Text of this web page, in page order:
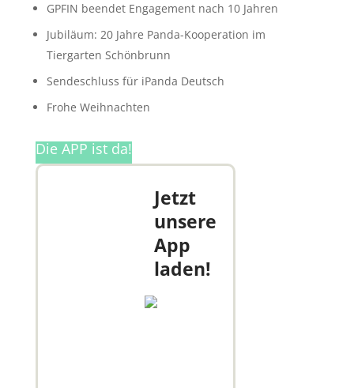
GPFIN beendet Engagement nach 10 Jahren
Jubiläum: 20 Jahre Panda-Kooperation im
Tiergarten Schönbrunn
Sendeschluss für iPanda Deutsch
Frohe Weihnachten
Die APP ist da!
Jetzt
unsere
App
laden!